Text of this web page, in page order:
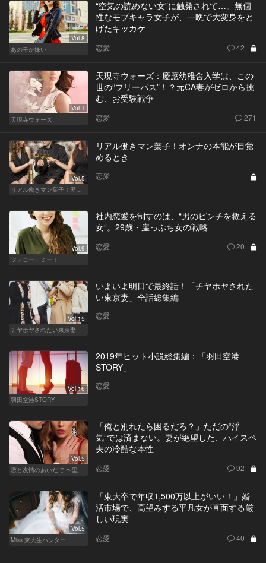
Vol.8
あの子が嫌い
“空気の読めない女”に触発されて…。無個
性なモブキャラ女子が、一晩で大変身をと
げたキッカケ
恋愛 42
Vol.1
天現寺ウォーズ
天現寺ウォーズ：慶應幼稚舎入学は、この
世の“フリーパス”！？元CA妻がゼロから挑
む、お受験戦争
恋愛 271
Vol.5
リアル働きマン葉子！オンナの本能が目覚
めるとき
恋愛
Vol.9
フォロー・ミー！
社内恋愛を制すのは、“男のピンチを救える
女“。29歳・崖っぷち女の戦略
恋愛 20
Vol.15
チヤホヤされたい東京妻
いよいよ明日で最終話！「チヤホヤされた
い東京妻」全話総集編
恋愛
Vol.16
羽田空港STORY
2019年ヒット小説総集編：「羽田空港
STORY」
恋愛
Vol.5
「俺と別れたら困るだろ？」ただの“浮
気”では済まない。妻が絶望した、ハイスペ
夫の冷酷な本性
恋愛 92
Vol.5
Miss 東大生ハンター
「東大卒で年収1,500万以上がいい！」婚
活市場で、高望みする平凡女が直面する厳
しい現実
恋愛 40